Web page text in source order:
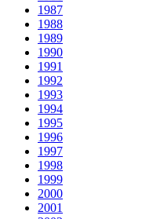
1987
1988
1989
1990
1991
1992
1993
1994
1995
1996
1997
1998
1999
2000
2001